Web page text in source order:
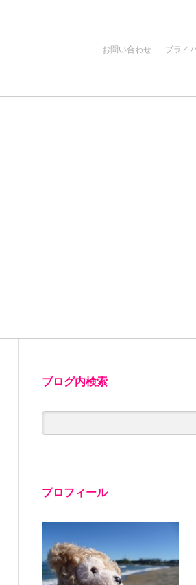
お問い合わせ プライ
ブログ内検索
プロフィール